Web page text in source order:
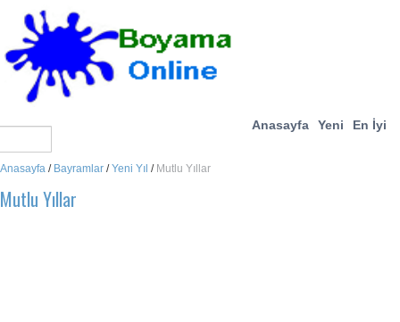
Anasayfa Yeni En İyi
Anasayfa / Bayramlar /Yeni Yıl / Mutlu Yıllar
Mutlu Yıllar